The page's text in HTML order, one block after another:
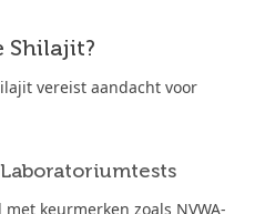
Shilajit?
vereist aandacht voor
keurmerken zoals NVWA-